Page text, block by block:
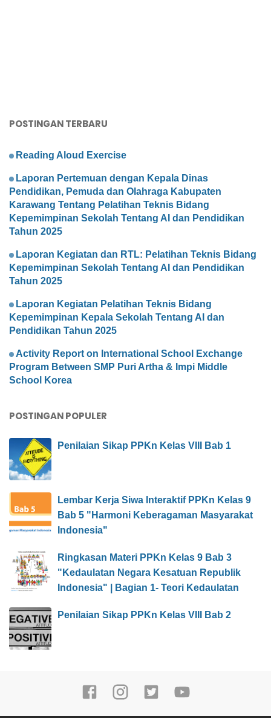
POSTINGAN TERBARU
Reading Aloud Exercise
Laporan Pertemuan dengan Kepala Dinas
Pendidikan, Pemuda dan Olahraga Kabupaten
Karawang Tentang Pelatihan Teknis Bidang
Kepemimpinan Sekolah Tentang AI dan Pendidikan
Tahun 2025
Laporan Kegiatan dan RTL: Pelatihan Teknis Bidang
Kepemimpinan Sekolah Tentang AI dan Pendidikan
Tahun 2025
Laporan Kegiatan Pelatihan Teknis Bidang
Kepemimpinan Kepala Sekolah Tentang AI dan
Pendidikan Tahun 2025
Activity Report on International School Exchange
Program Between SMP Puri Artha & Impi Middle
School Korea
POSTINGAN POPULER
Penilaian Sikap PPKn Kelas VIII Bab 1
Lembar Kerja Siwa Interaktif PPKn Kelas 9
Bab 5 "Harmoni Keberagaman Masyarakat
Indonesia"
Ringkasan Materi PPKn Kelas 9 Bab 3
"Kedaulatan Negara Kesatuan Republik
Indonesia" | Bagian 1- Teori Kedaulatan
Penilaian Sikap PPKn Kelas VIII Bab 2